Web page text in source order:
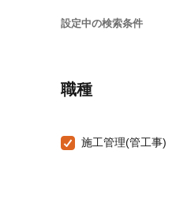
設定中の検索条件
職種
施工管理(管工事)